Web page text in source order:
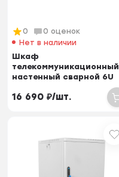
0
0 оценок
Нет в наличии
Шкаф
телекоммуникационный
настенный сварной 6U
стенки, дв...
16 690 ₽/шт.